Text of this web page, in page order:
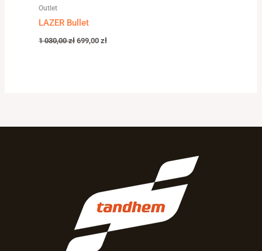
Outlet
LAZER Bullet
1 030,00zł 699,00zł